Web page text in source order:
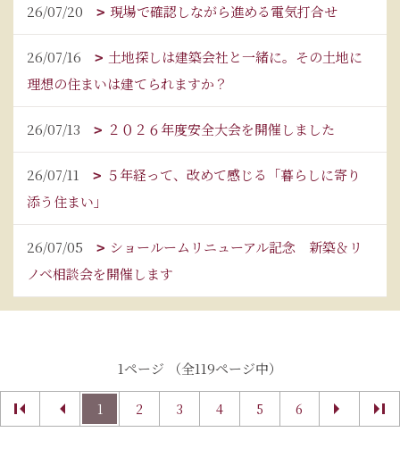
26/07/20 現場で確認しながら進める電気打合せ
26/07/16
土地探しは建築会社と一緒に。その土地に
理想の住まいは建てられますか？
26/07/13 ２０２６年度安全大会を開催しました
26/07/11
５年経って、改めて感じる「暮らしに寄り
添う住まい」
26/07/05
ショールームリニューアル記念 新築＆リ
ノベ相談会を開催します
1ページ （全119ページ中）
1 2 3 4 5 6